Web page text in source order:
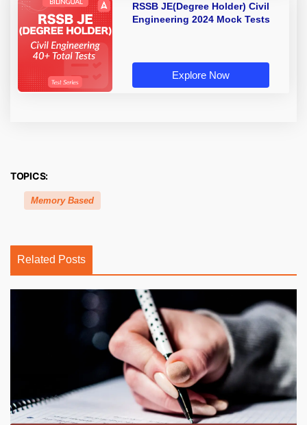
RSSB JE(Degree Holder) Civil
Engineering 2024 Mock Tests
Explore Now
TOPICS:
Memory Based
Related Posts